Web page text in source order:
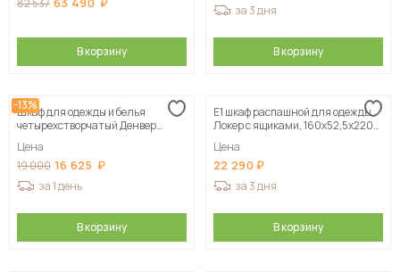
82 537
В корзину
за 3 дня
В корзину
-13%
Шкаф для одежды и белья
четырехстворчатый Денвер
Цена
19 000 16 625
за 1 день
В корзину
Е1 шкаф распашной для одежды
Локер с ящиками, 160х52,5х220
Цена
22 290
за 3 дня
В корзину